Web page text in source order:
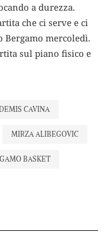
a durezza.
che ci serve e ci
mercoledì.
sul piano fisico e
CAVINA
MIRZA ALIBEGOVIC
BASKET